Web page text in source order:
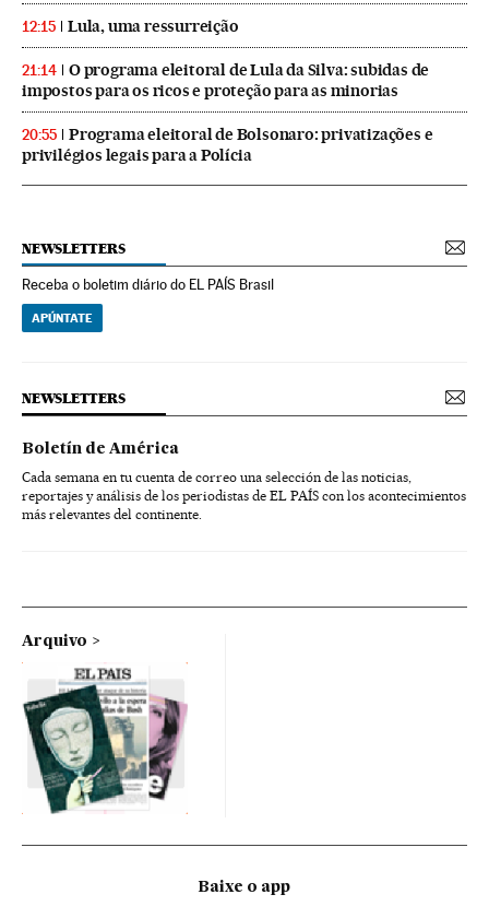
12:15 Lula, uma ressurreição
21:14
O programa eleitoral de Lula da Silva: subidas de
impostos para os ricos e proteção para as minorias
20:55
Programa eleitoral de Bolsonaro: privatizações e
privilégios legais para a Polícia
NEWSLETTERS
Receba o boletim diário do EL PAÍS Brasil
APÚNTATE
NEWSLETTERS
Boletín de América
Cada semana en tu cuenta de correo una selección de las noticias,
reportajes y análisis de los periodistas de EL PAÍS con los acontecimientos
más relevantes del continente.
Arquivo
Baixe o app